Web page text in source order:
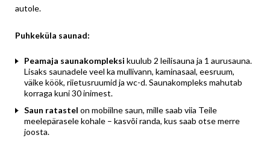
autole.
Puhkeküla saunad:
Peamaja saunakompleksi kuulub 2 leilisauna ja 1 aurusauna.
Lisaks saunadele veel ka mullivann, kaminasaal, eesruum,
väike köök, riietusruumid ja wc-d. Saunakompleks mahutab
korraga kuni 30 inimest.
Saun ratastel on mobiilne saun, mille saab viia Teile
meelepärasele kohale – kasvõi randa, kus saab otse merre
joosta.